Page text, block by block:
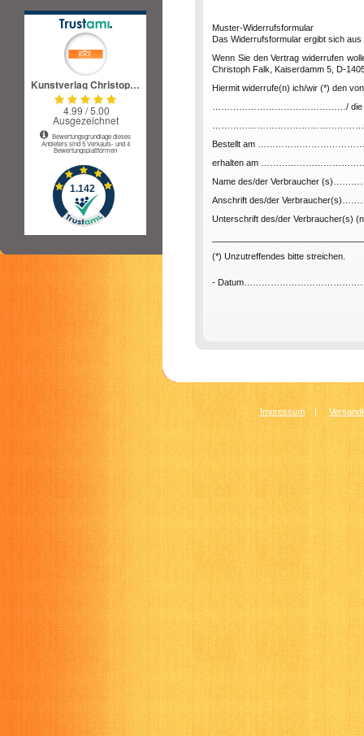
Muster-Widerrufsformular
Das Widerrufsformular ergibt sich
Wenn Sie den Vertrag widerrufen
Christoph Falk, Kaiserdamm 5, D-
Hiermit widerrufe(n) ich/wir (*) den
………………………………………/ die
Bestellt am
erhalten am
Name des/der Verbraucher
Anschrift des/der
Unterschrift des/der Verbraucher(s)
(*) Unzutreffendes bitte streichen.
-
Impressum|